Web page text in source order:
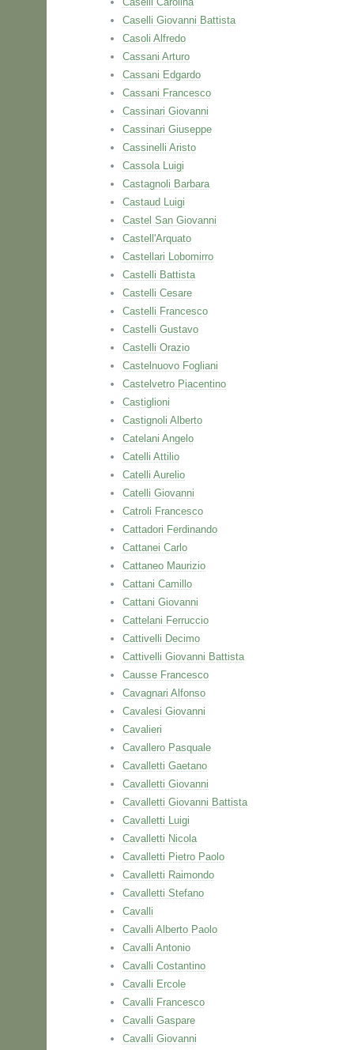
Caselli Giovanni Battista
Casoli Alfredo
Cassani Arturo
Cassani Edgardo
Cassani Francesco
Cassinari Giovanni
Cassinari Giuseppe
Cassinelli Aristo
Cassola Luigi
Castagnoli Barbara
Castaud Luigi
Castel San Giovanni
Castell'Arquato
Castellari Lobomirro
Castelli Battista
Castelli Cesare
Castelli Francesco
Castelli Gustavo
Castelli Orazio
Castelnuovo Fogliani
Castelvetro Piacentino
Castiglioni
Castignoli Alberto
Catelani Angelo
Catelli Attilio
Catelli Aurelio
Catelli Giovanni
Catroli Francesco
Cattadori Ferdinando
Cattanei Carlo
Cattaneo Maurizio
Cattani Camillo
Cattani Giovanni
Cattelani Ferruccio
Cattivelli Decimo
Cattivelli Giovanni Battista
Causse Francesco
Cavagnari Alfonso
Cavalesi Giovanni
Cavalieri
Cavallero Pasquale
Cavalletti Gaetano
Cavalletti Giovanni
Cavalletti Giovanni Battista
Cavalletti Luigi
Cavalletti Nicola
Cavalletti Pietro Paolo
Cavalletti Raimondo
Cavalletti Stefano
Cavalli
Cavalli Alberto Paolo
Cavalli Antonio
Cavalli Costantino
Cavalli Ercole
Cavalli Francesco
Cavalli Gaspare
Cavalli Giovanni